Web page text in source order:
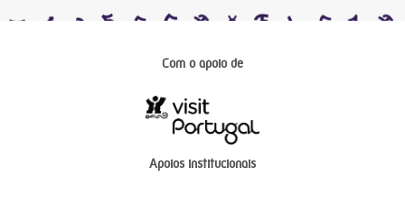
Com o apoio de
Apoios institucionais